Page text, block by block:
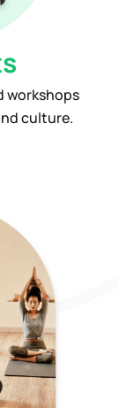
workshops
culture.